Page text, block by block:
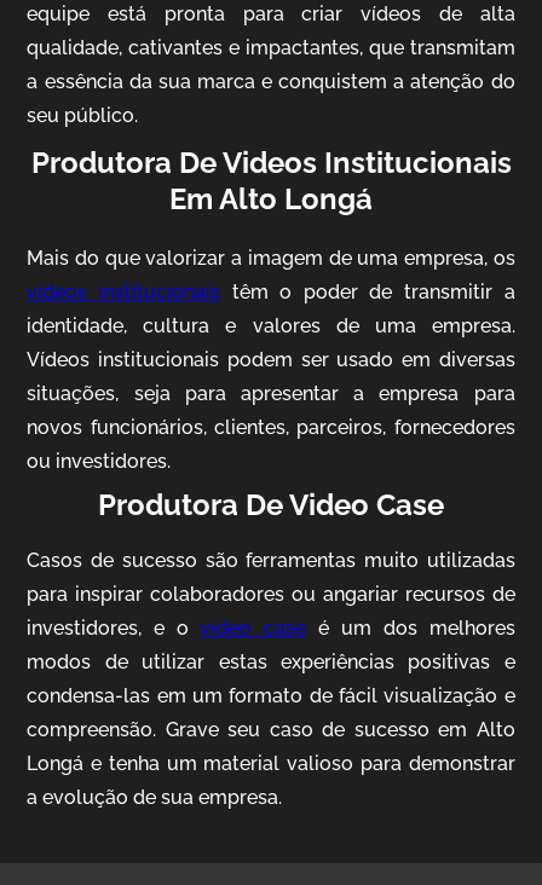
Mosaic
equipe está pronta para criar vídeos de alta
qualidade, cativantes e impactantes, que transmitam
a essência da sua marca e conquistem a atenção do
seu público.
Produtora De Videos Institucionais
Em Alto Longá
Mais do que valorizar a imagem de uma empresa, os
vídeos institucionais têm o poder de transmitir a
identidade, cultura e valores de uma empresa.
Vídeos institucionais podem ser usado em diversas
situações, seja para apresentar a empresa para
novos funcionários, clientes, parceiros, fornecedores
ou investidores.
Produtora De Video Case
Casos de sucesso são ferramentas muito utilizadas
para inspirar colaboradores ou angariar recursos de
investidores, e ovideo case é um dos melhores
modos de utilizar estas experiências positivas e
condensa-las em um formato de fácil visualização e
compreensão. Grave seu caso de sucesso em Alto
Longá e tenha um material valioso para demonstrar
a evolução de sua empresa.